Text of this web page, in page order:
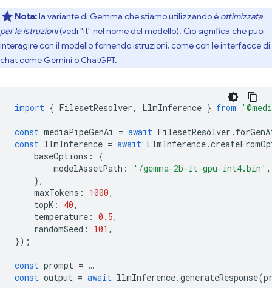
Nota:la variante di Gemma che stiamo utilizzando è ottimizzata
per le istruzioni(vedi "it" nel nome del modello). Ciò significa che puoi
interagire con il modello fornendo istruzioni, come con le interfacce di
chat come Gemini o ChatGPT.
import { FilesetResolver, LlmInference } from
const mediaPipeGenAi = await FilesetResolver .
const llmInference = await LlmInference.
baseOptions :
{
modelAssetPath : '/gemma-2b-it-gpu-int4.bin' ,
},
maxTokens : 1000,
topK : 40,
temperature : 0.5,
randomSeed : 101 ,
});
const prompt = …
const output = await llmInference.generateResponse(